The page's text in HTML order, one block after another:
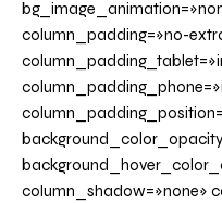
column_padding=»no-
column_shadow=»none»